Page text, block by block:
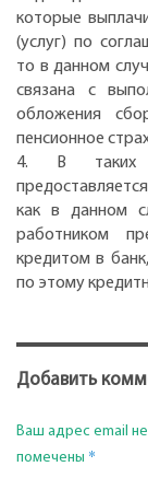
которые
(услуг) по
то в данном
связана с
обложения
пенсионное
4. В таких
как в данном
работником
кредитом в
по этому
Добавить
Ваш адрес email
помечены *